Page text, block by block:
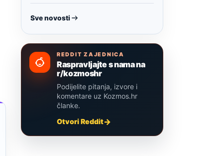
Sve novosti
REDDIT ZAJEDNICA
Raspravljajte s nama na
r/kozmoshr
Podijelite pitanja, izvore i
komentare uz Kozmos.hr
članke.
Otvori Reddit